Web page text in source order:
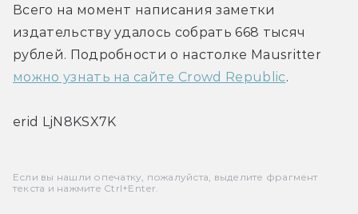
Всего на момент написания заметки
издательству удалось собрать 668 тысяч
можно узнать на сайте Crowd Republic.
erid LjN8KSX7K
Если вы нашли опечатку, пожалуйста, выделите фрагмент
текста и нажмите Ctrl+Enter.